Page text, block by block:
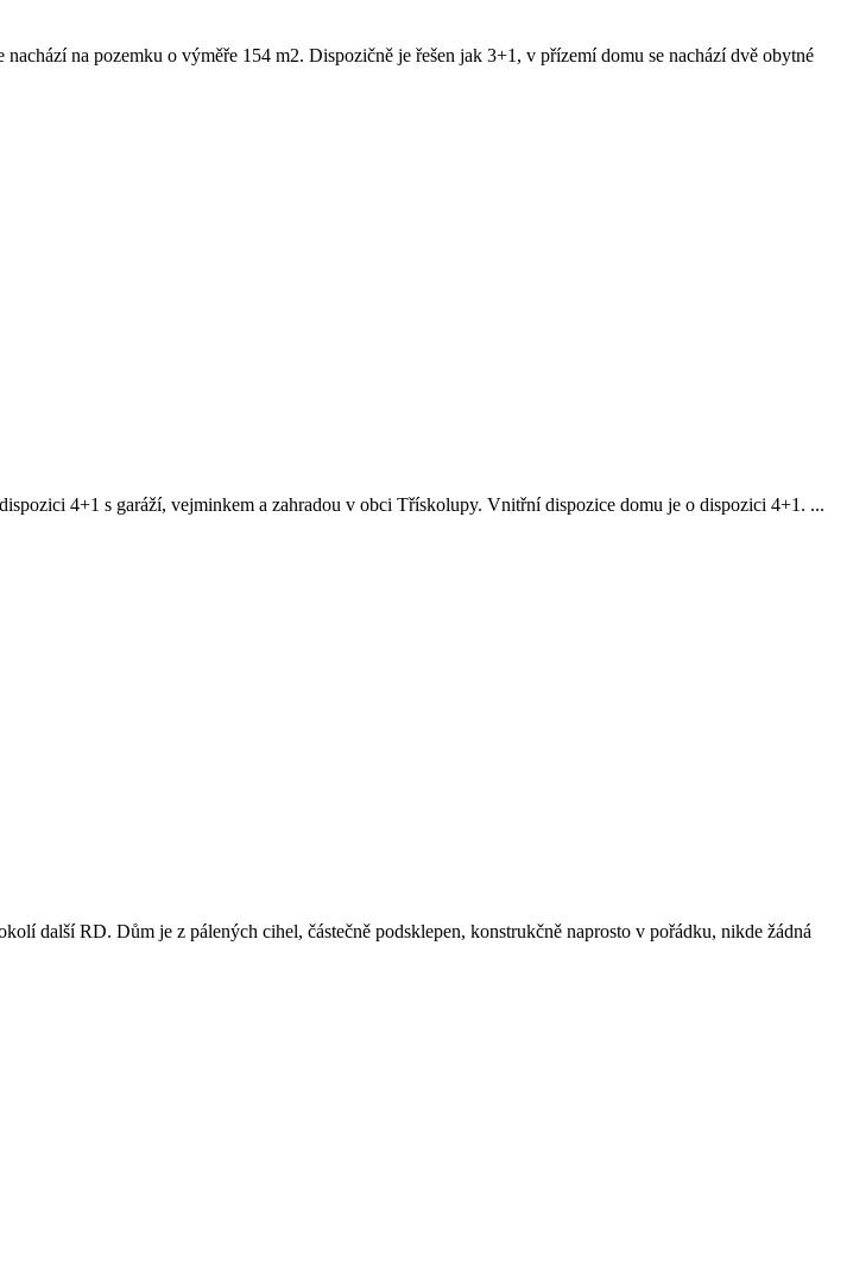
na pozemku o výměře 154 m2. Dispozičně je řešen jak 3+1, v přízemí domu se nachází dvě obytné
4+1 s garáží, vejminkem a zahradou v obci Třískolupy. Vnitřní dispozice domu je o dispozici 4+1. ...
další RD. Dům je z pálených cihel, částečně podsklepen, konstrukčně naprosto v pořádku, nikde žádná